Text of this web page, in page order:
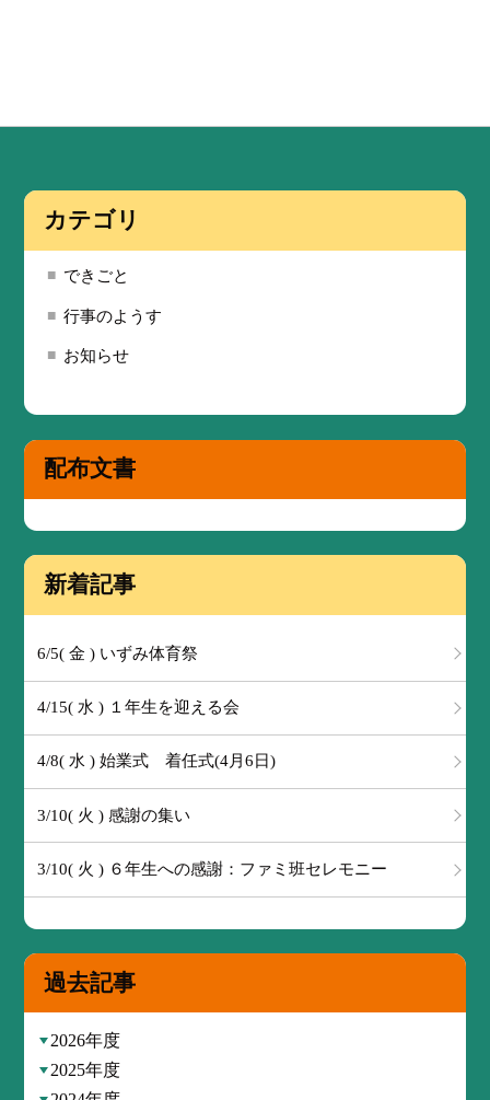
カテゴリ
できごと
行事のようす
お知らせ
配布文書
新着記事
6/5( 金 ) いずみ体育祭
4/15( 水 ) １年生を迎える会
4/8( 水 ) 始業式 着任式(4月6日)
3/10( 火 ) 感謝の集い
3/10( 火 ) ６年生への感謝：ファミ班セレモニー
過去記事
2026年度
2025年度